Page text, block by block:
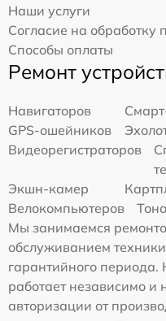
Наши услуги
Согласие на
Способы оплаты
Ремонт
Навигаторов
GPS-ошейников
Видеорегистраторов
Экшн-камер
Велокомпьютеров
Мы занимаемся
обслуживанием
гарантийного
работает независимо
авторизации от